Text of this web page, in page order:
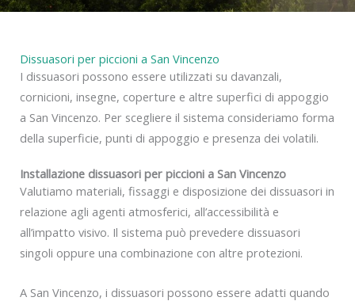
Dissuasori per piccioni a San Vincenzo
I dissuasori possono essere utilizzati su davanzali,
cornicioni, insegne, coperture e altre superfici di appoggio
a San Vincenzo. Per scegliere il sistema consideriamo forma
della superficie, punti di appoggio e presenza dei volatili.
Installazione dissuasori per piccioni a San Vincenzo
Valutiamo materiali, fissaggi e disposizione dei dissuasori in
relazione agli agenti atmosferici, all’accessibilità e
all’impatto visivo. Il sistema può prevedere dissuasori
singoli oppure una combinazione con altre protezioni.
A San Vincenzo, i dissuasori possono essere adatti quando